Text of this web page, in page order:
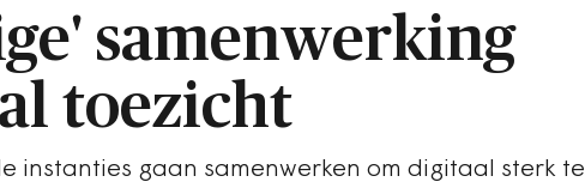
samenwerking
toezicht
instanties gaan samenwerken om digitaal sterk te